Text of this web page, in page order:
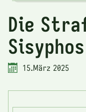
Die
Sisyphos
15.März 2025